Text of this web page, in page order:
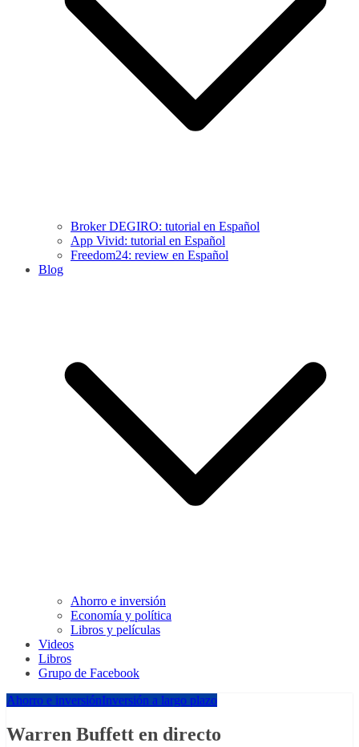
Broker DEGIRO: tutorial en Español
App Vivid: tutorial en Español
Freedom24: review en Español
Blog
Ahorro e inversión
Economía y política
Libros y películas
Videos
Libros
Grupo de Facebook
Ahorro e inversiónInversión a largo plazo
Warren Buffett en directo